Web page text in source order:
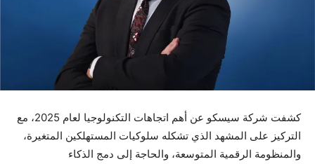
كشفت شركة سيسكو عن أهم اتجاهات التكنولوجيا لعام 2025، مع
التركيز على المشهد الذي تشكله سلوكيات المستهلكين المتغيرة،
والمنظومة الرقمية المتوسعة، والحاجة إلى دمج الذكاء